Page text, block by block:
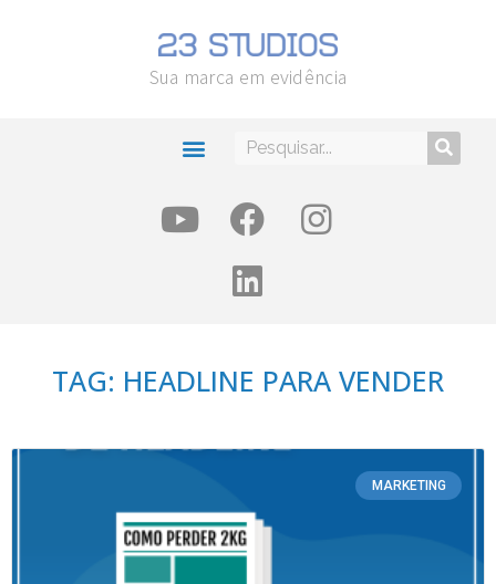
Sua marca em evidência
TAG: HEADLINE PARA VENDER
MARKETING